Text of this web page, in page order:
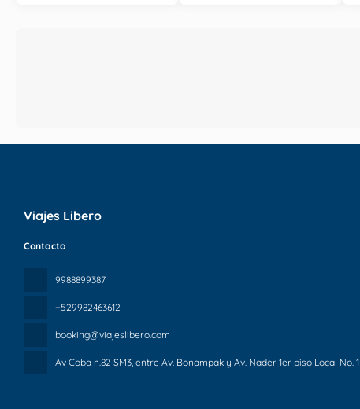
Viajes Libero
Contacto
9988899387
+529982463612
booking@viajeslibero.com
Av Coba n.82 SM3, entre Av. Bonampak y Av. Nader 1er piso Local No. 1